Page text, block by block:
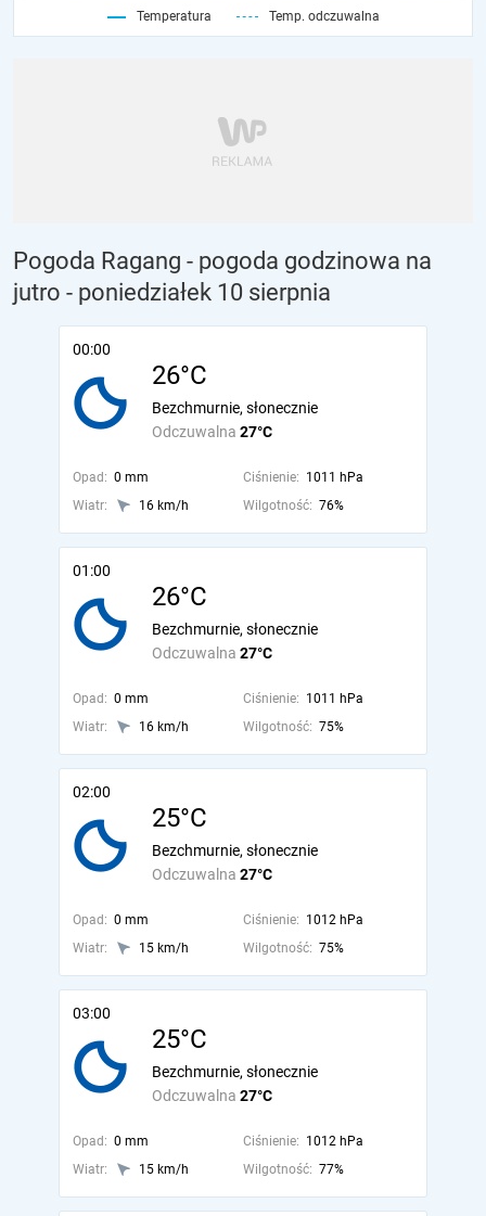
Temperatura Temp. odczuwalna
Pogoda Ragang - pogoda godzinowa na
jutro - poniedziałek 10 sierpnia
00:00
26°C
Odczuwalna 27°C
Bezchmurnie, słonecznie
Opad: 0 mm Ciśnienie: 1011 hPa
Wiatr:
16 km/h Wilgotność: 76%
01:00
26°C
Odczuwalna 27°C
Bezchmurnie, słonecznie
Opad: 0 mm Ciśnienie: 1011 hPa
Wiatr:
16 km/h Wilgotność: 75%
02:00
25°C
Odczuwalna 27°C
Bezchmurnie, słonecznie
Opad: 0 mm Ciśnienie: 1012 hPa
Wiatr:
15 km/h Wilgotność: 75%
03:00
25°C
Odczuwalna 27°C
Bezchmurnie, słonecznie
Opad: 0 mm Ciśnienie: 1012 hPa
Wiatr:
15 km/h Wilgotność: 77%